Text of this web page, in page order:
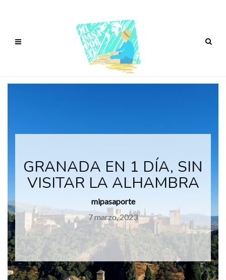
GRANADA EN 1 DÍA, SIN
VISITAR LA ALHAMBRA
mipasaporte
7 marzo, 2023